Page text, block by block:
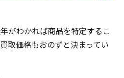
がわかれば商品を特定するこ
取価格もおのずと決まってい